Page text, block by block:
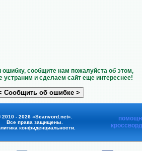
сообщите нам пожалуйста об этом,
устраним и сделаем сайт еще интереснее!
2010 - 2026 «Scanvord.net».
Все права защищены.
конфиденциальности.